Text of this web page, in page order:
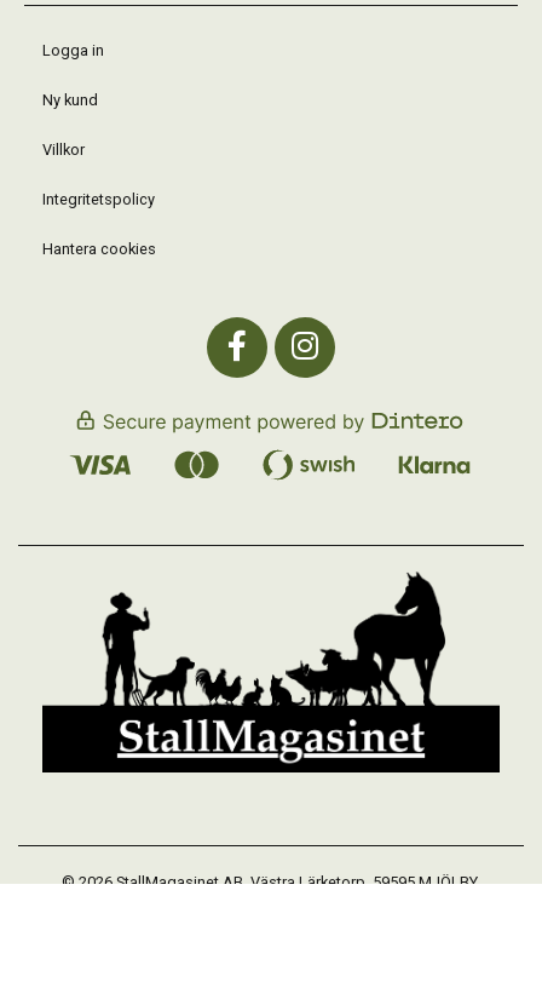
Logga in
Ny kund
Villkor
Integritetspolicy
Hantera cookies
© 2026 StallMagasinet AB, Västra Lärketorp, 59595 MJÖLBY,